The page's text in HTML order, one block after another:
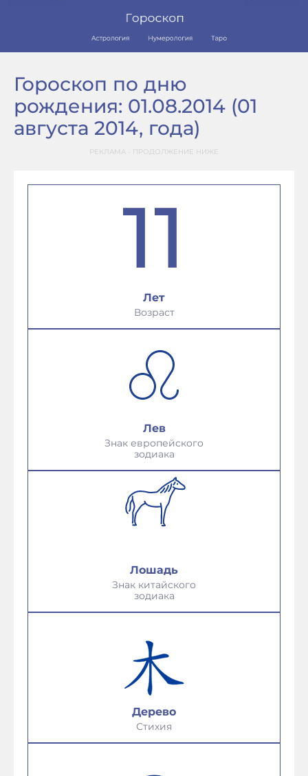
Гороскоп по дню
рождения: 01.08.2014 (01
августа 2014, года)
РЕКЛАМА - ПРОДОЛЖЕНИЕ НИЖЕ
11
Лет
Возраст
Лев
Знак европейского
зодиака
Лошадь
Знак китайского
зодиака
Дерево
Стихия